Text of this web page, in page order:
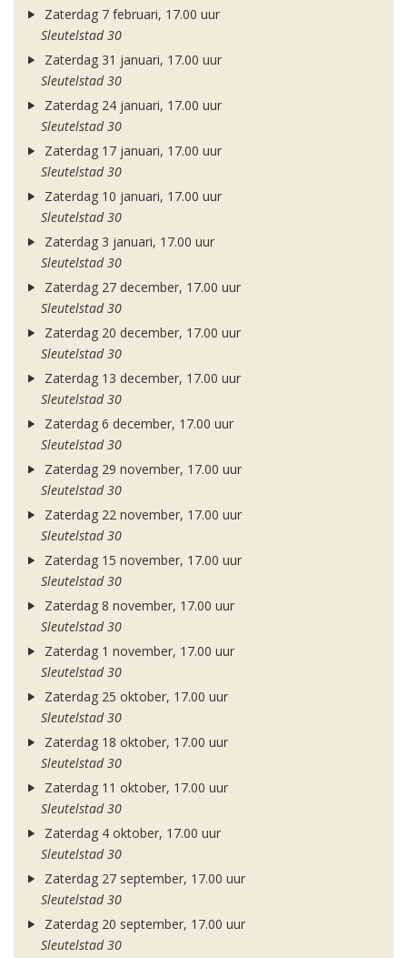
Zaterdag 7 februari, 17.00 uur
Sleutelstad 30
Zaterdag 31 januari, 17.00 uur
Sleutelstad 30
Zaterdag 24 januari, 17.00 uur
Sleutelstad 30
Zaterdag 17 januari, 17.00 uur
Sleutelstad 30
Zaterdag 10 januari, 17.00 uur
Sleutelstad 30
Zaterdag 3 januari, 17.00 uur
Sleutelstad 30
Zaterdag 27 december, 17.00 uur
Sleutelstad 30
Zaterdag 20 december, 17.00 uur
Sleutelstad 30
Zaterdag 13 december, 17.00 uur
Sleutelstad 30
Zaterdag 6 december, 17.00 uur
Sleutelstad 30
Zaterdag 29 november, 17.00 uur
Sleutelstad 30
Zaterdag 22 november, 17.00 uur
Sleutelstad 30
Zaterdag 15 november, 17.00 uur
Sleutelstad 30
Zaterdag 8 november, 17.00 uur
Sleutelstad 30
Zaterdag 1 november, 17.00 uur
Sleutelstad 30
Zaterdag 25 oktober, 17.00 uur
Sleutelstad 30
Zaterdag 18 oktober, 17.00 uur
Sleutelstad 30
Zaterdag 11 oktober, 17.00 uur
Sleutelstad 30
Zaterdag 4 oktober, 17.00 uur
Sleutelstad 30
Zaterdag 27 september, 17.00 uur
Sleutelstad 30
Zaterdag 20 september, 17.00 uur
Sleutelstad 30